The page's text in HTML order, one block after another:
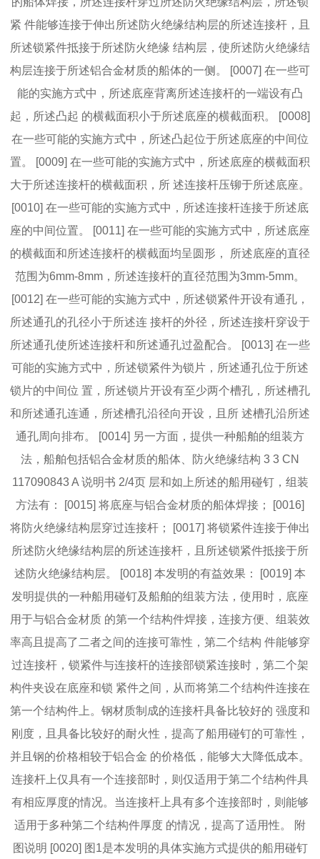
紧 件能够连接于伸出所述防火绝缘结构层的所述连接杆，且
所述锁紧件抵接于所述防火绝缘 结构层，使所述防火绝缘结
构层连接于所述铝合金材质的船体的一侧。 [0007] 在一些可
能的实施方式中，所述底座背离所述连接杆的一端设有凸
起，所述凸起 的横截面积小于所述底座的横截面积。 [0008]
在一些可能的实施方式中，所述凸起位于所述底座的中间位
置。 [0009] 在一些可能的实施方式中，所述底座的横截面积
大于所述连接杆的横截面积，所 述连接杆压铆于所述底座。
[0010] 在一些可能的实施方式中，所述连接杆连接于所述底
座的中间位置。 [0011] 在一些可能的实施方式中，所述底座
的横截面和所述连接杆的横截面均呈圆形， 所述底座的直径
范围为6mm‑8mm，所述连接杆的直径范围为3mm‑5mm。
[0012] 在一些可能的实施方式中，所述锁紧件开设有通孔，
所述通孔的孔径小于所述连 接杆的外径，所述连接杆穿设于
所述通孔使所述连接杆和所述通孔过盈配合。 [0013] 在一些
可能的实施方式中，所述锁紧件为锁片，所述通孔位于所述
锁片的中间位 置，所述锁片开设有至少两个槽孔，所述槽孔
和所述通孔连通，所述槽孔沿径向开设，且所 述槽孔沿所述
通孔周向排布。 [0014] 另一方面，提供一种船舶的组装方
法，船舶包括铝合金材质的船体、防火绝缘结构 3 3 CN
117090843 A 说明书 2/4页 层和如上所述的船用碰钉，组装
方法有： [0015] 将底座与铝合金材质的船体焊接； [0016]
将防火绝缘结构层穿过连接杆； [0017] 将锁紧件连接于伸出
所述防火绝缘结构层的所述连接杆，且所述锁紧件抵接于所
述防火绝缘结构层。 [0018] 本发明的有益效果： [0019] 本
发明提供的一种船用碰钉及船舶的组装方法，使用时，底座
用于与铝合金材质 的第一个结构件焊接，连接方便、组装效
率高且提高了二者之间的连接可靠性，第二个结构 件能够穿
过连接杆，锁紧件与连接杆的连接部锁紧连接时，第二个架
构件夹设在底座和锁 紧件之间，从而将第二个结构件连接在
第一个结构件上。钢材质制成的连接杆具备比较好的 强度和
刚度，且具备比较好的耐火性，提高了船用碰钉的可靠性，
并且钢的价格相较于铝合金 的价格低，能够大大降低成本。
连接杆上仅具有一个连接部时，则仅适用于第二个结构件具
有相应厚度的情况。当连接杆上具有多个连接部时，则能够
适用于多种第二个结构件厚度 的情况，提高了适用性。 附
图说明 [0020] 图1是本发明的具体实施方式提供的船用碰钉